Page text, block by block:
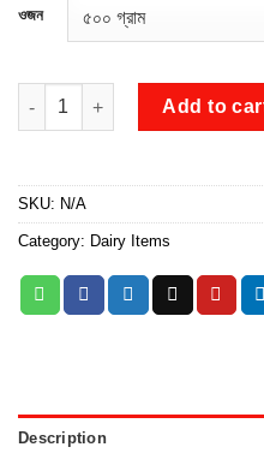
ওজন
মাওয়া quantity
Add to
SKU: N/A
Category: Dairy Items
Description